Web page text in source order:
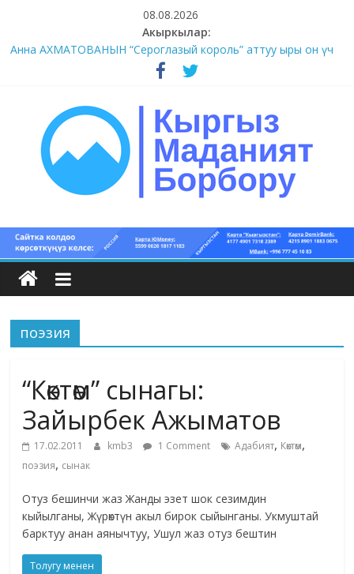
content
08.08.2026
Акыркылар:
Анна АХМАТОВАНЫН “Сероглазый король” аттуу ыры он үч
#9-10 (55 сөз сынагы)
#5-8 (55 сөз сынагы)
Кыргыз
маданият
борбору
Кыргыз
жана
адабияты
поэзия
“Көктөм” сынагы:
Зайырбек Ажыматов
17.02.2011 kmb3 1 Comment Адабият, Көктөм,
поэзия, сынак
Отуз бешинчи жаз Жанды эзет шок сезимдин
кыйылганы, Жүрөктүн акыл бирок сыйынганы. Укмуштай
барктуу анан аянычтуу, Ушул жаз отуз бештин
Толугу менен